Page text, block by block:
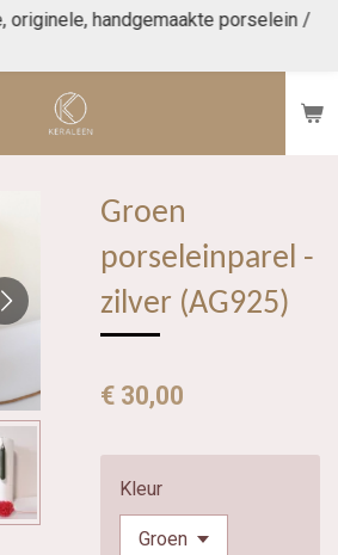
originele, handgemaakte porselein /
Groen
porseleinparel -
zilver (AG925)
€ 30,00
Kleur